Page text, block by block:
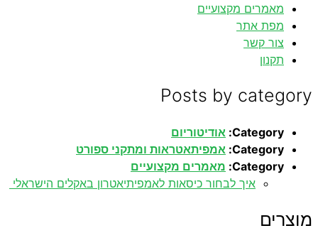
מאמרים מקצועיים
מפת אתר
צור קשר
תקנון
Posts by category
Category: אודיטוריום
Category: אמפיתאטראות ומתקני ספורט
Category: מאמרים מקצועיים
איך לבחור כיסאות לאמפיתיאטרון באקלים הישראלי
מוצרים